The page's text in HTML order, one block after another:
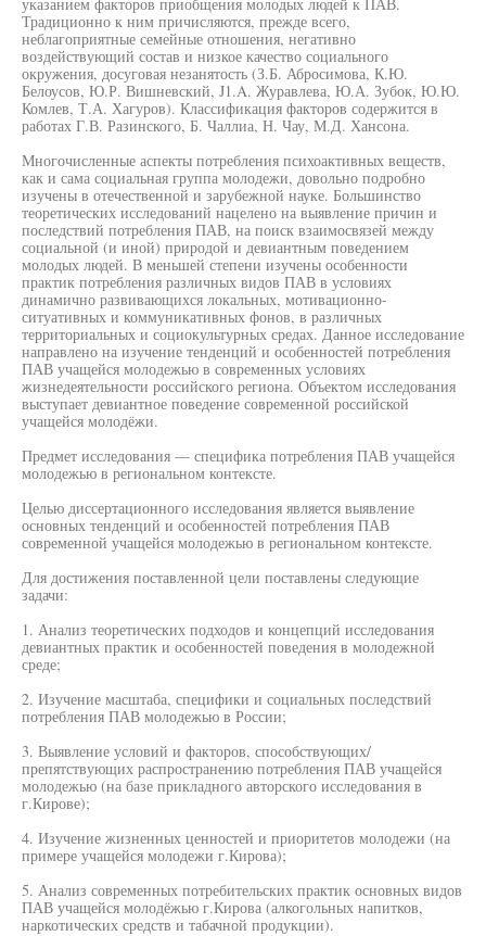
Традиционно к ним причисляются, прежде всего,
неблагоприятные семейные отношения, негативно
воздействующий состав и низкое качество социального
окружения, досуговая незанятость (З.Б. Абросимова, К.Ю.
Белоусов, Ю.Р. Вишневский, J1.A. Журавлева, Ю.А. Зубок, Ю.Ю.
Комлев, Т.А. Хагуров). Классификация факторов содержится в
работах Г.В. Разинского, Б. Чаллиа, Н. Чау, М.Д. Хансона.
Многочисленные аспекты потребления психоактивных веществ,
как и сама социальная группа молодежи, довольно подробно
изучены в отечественной и зарубежной науке. Большинство
теоретических исследований нацелено на выявление причин и
последствий потребления ПАВ, на поиск взаимосвязей между
социальной (и иной) природой и девиантным поведением
молодых людей. В меньшей степени изучены особенности
практик потребления различных видов ПАВ в условиях
динамично развивающихся локальных, мотивационно-
ситуативных и коммуникативных фонов, в различных
территориальных и социокультурных средах. Данное исследование
направлено на изучение тенденций и особенностей потребления
ПАВ учащейся молодежью в современных условиях
жизнедеятельности российского региона. Объектом исследования
выступает девиантное поведение современной российской
учащейся молодёжи.
Предмет исследования — специфика потребления ПАВ учащейся
молодежью в региональном контексте.
Целью диссертационного исследования является выявление
основных тенденций и особенностей потребления ПАВ
современной учащейся молодежью в региональном контексте.
Для достижения поставленной цели поставлены следующие
задачи:
1. Анализ теоретических подходов и концепций исследования
девиантных практик и особенностей поведения в молодежной
среде;
2. Изучение масштаба, специфики и социальных последствий
потребления ПАВ молодежью в России;
3. Выявление условий и факторов, способствующих/
препятствующих распространению потребления ПАВ учащейся
молодежью (на базе прикладного авторского исследования в
г.Кирове);
4. Изучение жизненных ценностей и приоритетов молодежи (на
примере учащейся молодежи г.Кирова);
5. Анализ современных потребительских практик основных видов
ПАВ учащейся молодёжью г.Кирова (алкогольных напитков,
наркотических средств и табачной продукции).